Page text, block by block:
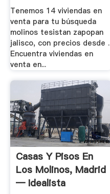
Tenemos 14 viviendas en
venta para tu búsqueda
molinos tesistan zapopan
jalisco, con precios desde .
Encuentra viviendas en
venta en...
Casas Y Pisos En
Los Molinos, Madrid
— Idealista